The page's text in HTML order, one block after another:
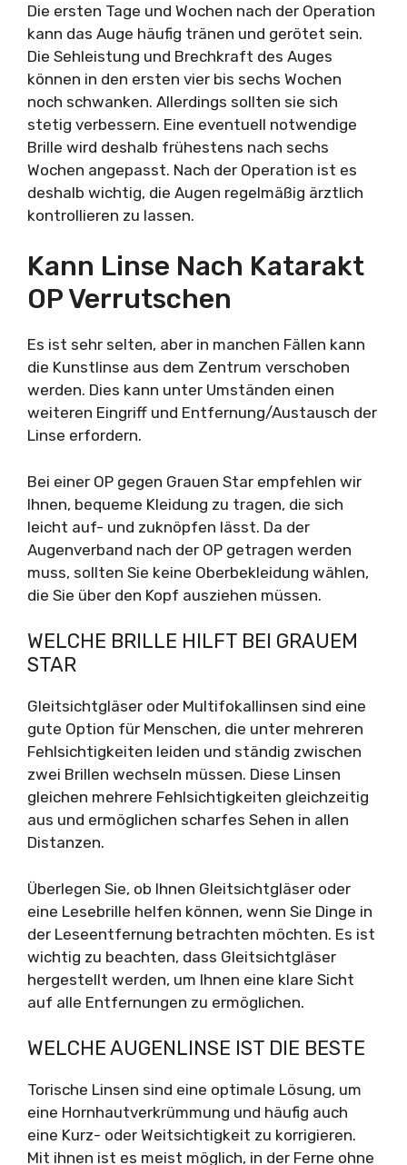
Die ersten Tage und Wochen nach der Operation
kann das Auge häufig tränen und gerötet sein.
Die Sehleistung und Brechkraft des Auges
können in den ersten vier bis sechs Wochen
noch schwanken. Allerdings sollten sie sich
stetig verbessern. Eine eventuell notwendige
Brille wird deshalb frühestens nach sechs
Wochen angepasst. Nach der Operation ist es
deshalb wichtig, die Augen regelmäßig ärztlich
kontrollieren zu lassen.
Kann Linse Nach Katarakt
OP Verrutschen
Es ist sehr selten, aber in manchen Fällen kann
die Kunstlinse aus dem Zentrum verschoben
werden. Dies kann unter Umständen einen
weiteren Eingriff und Entfernung/Austausch der
Linse erfordern.
Bei einer OP gegen Grauen Star empfehlen wir
Ihnen, bequeme Kleidung zu tragen, die sich
leicht auf- und zuknöpfen lässt. Da der
Augenverband nach der OP getragen werden
muss, sollten Sie keine Oberbekleidung wählen,
die Sie über den Kopf ausziehen müssen.
WELCHE BRILLE HILFT BEI GRAUEM
STAR
Gleitsichtgläser oder Multifokallinsen sind eine
gute Option für Menschen, die unter mehreren
Fehlsichtigkeiten leiden und ständig zwischen
zwei Brillen wechseln müssen. Diese Linsen
gleichen mehrere Fehlsichtigkeiten gleichzeitig
aus und ermöglichen scharfes Sehen in allen
Distanzen.
Überlegen Sie, ob Ihnen Gleitsichtgläser oder
eine Lesebrille helfen können, wenn Sie Dinge in
der Leseentfernung betrachten möchten. Es ist
wichtig zu beachten, dass Gleitsichtgläser
hergestellt werden, um Ihnen eine klare Sicht
auf alle Entfernungen zu ermöglichen.
WELCHE AUGENLINSE IST DIE BESTE
Torische Linsen sind eine optimale Lösung, um
eine Hornhautverkrümmung und häufig auch
eine Kurz- oder Weitsichtigkeit zu korrigieren.
Mit ihnen ist es meist möglich, in der Ferne ohne